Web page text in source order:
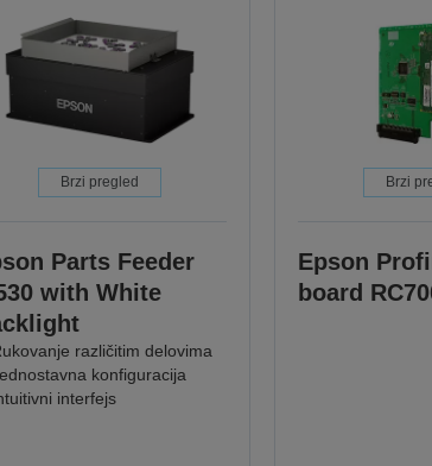
Brzi pregled
Parts Feeder
with White
različitim delovima
konfiguracija
interfejs
Brzi
Epson
board